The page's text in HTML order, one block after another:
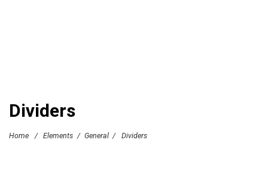
Dividers
Home / Elements / General / Dividers